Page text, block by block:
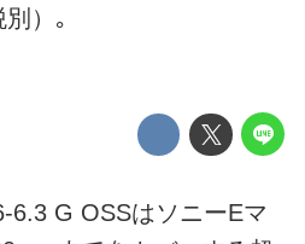
）｡
6.3 G OSSはソニーEマ